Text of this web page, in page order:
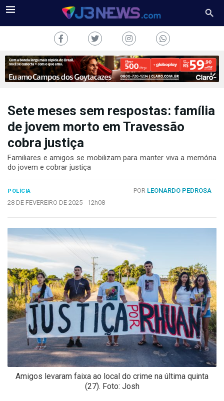
COLUNAS
FALE
CONOSCO
Copyright
2024
Desenvolvido
Hesea
Tecnologia
Sistemas
Sete meses sem respostas: família
de jovem morto em Travessão
cobra justiça
Familiares e amigos se mobilizam para manter viva a memória
do jovem e cobrar justiça
POLÍCIA POR LEONARDO PEDROSA
28 DE FEVEREIRO DE 2025 - 12h08
Amigos levaram faixa ao local do crime na última quinta
(27). Foto: Josh